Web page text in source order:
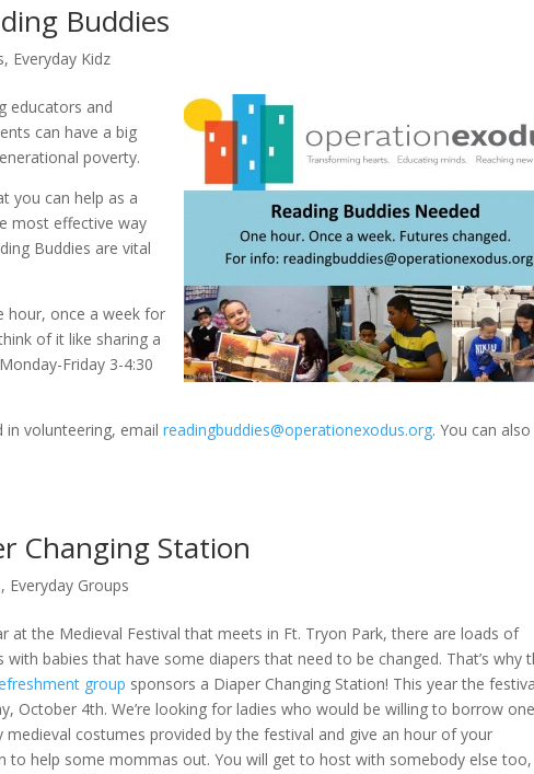
Buddies
, Everyday Kidz
educators and
can have a big
poverty.
you can help as a
most effective way
Buddies are vital
hour, once a week for
of it like sharing a
Friday 3-4:30
in volunteering, emailreadingbuddies@operationexodus.org. You can
Changing Station
, Everyday Groups
at the Medieval Festival that meets in Ft. Tryon Park, there are loads of
with babies that have some diapers that need to be changed. That’s why
group sponsors a Diaper Changing Station! This year the
October 4th. We’re looking for ladies who would be willing to borrow
medieval costumes provided by the festival and give an hour of your
to help some mommas out. You will get to host with somebody else too,